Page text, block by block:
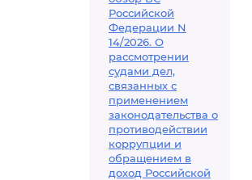
Российской
Федерации N
14/2026. О
рассмотрении
судами дел,
связанных с
применением
законодательства о
противодействии
коррупции и
обращением в
доход Российской